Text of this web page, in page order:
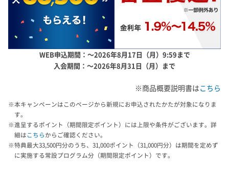
WEB申込期間：～2026年8月17日（月）9:59まで
入会期間：～2026年8月31日（月）まで
※商品概要説明書はこちら
※本キャンペーンはこのページから新規にお申込されたかたが対象になりま
す。
※進呈するポイント（期間限定ポイント）には上限や条件がございます。詳
細はこちらからご確認ください。
※特典最大33,500円分のうち、31,000ポイント（31,000円分）は期間を定めず
に実施する常設プログラム分（期間限定ポイント）です。